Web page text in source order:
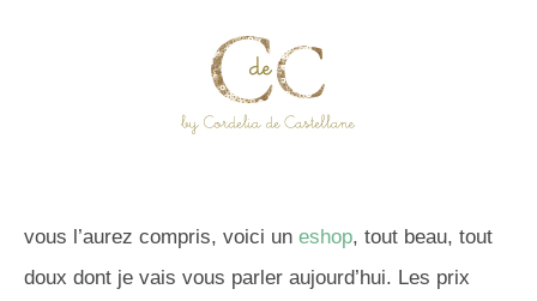
vous l’aurez compris, voici un eshop, tout beau, tout
doux dont je vais vous parler aujourd’hui. Les prix